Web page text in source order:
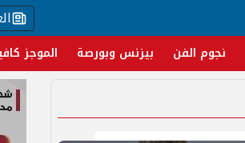
نجوم الفن بيزنس وبورصة الموجز